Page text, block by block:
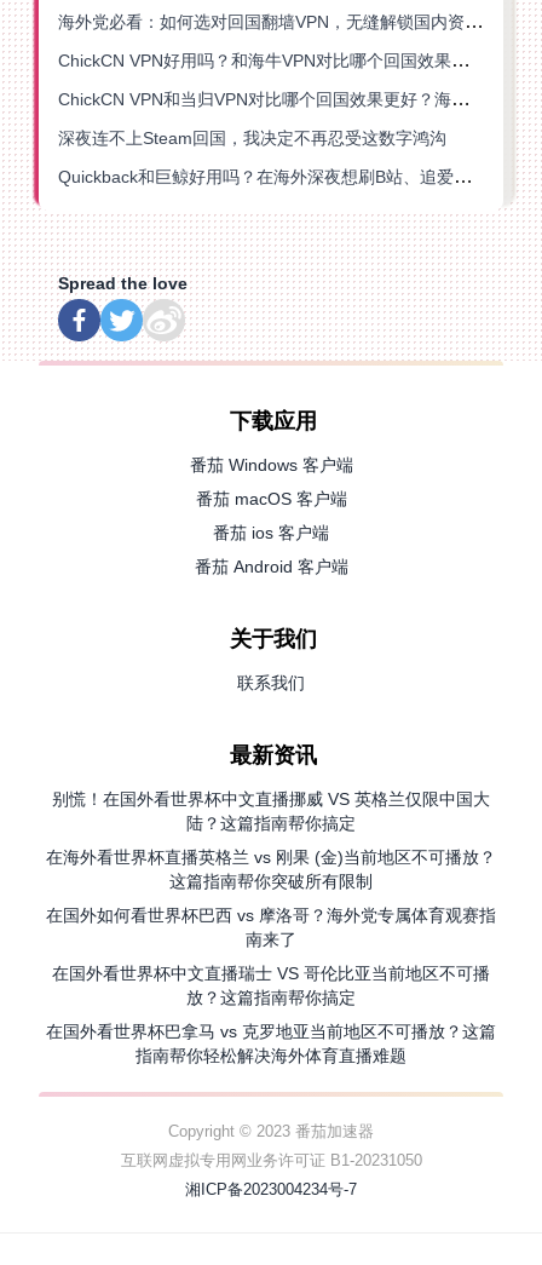
海外党必看：如何选对回国翻墙VPN，无缝解锁国内资源？
ChickCN VPN好用吗？和海牛VPN对比哪个回国效果更好？
ChickCN VPN和当归VPN对比哪个回国效果更好？海外党亲测后选了它
深夜连不上Steam回国，我决定不再忍受这数字鸿沟
Quickback和巨鲸好用吗？在海外深夜想刷B站、追爱奇艺的你，或许正需要这份答案
Spread the love
下载应用
番茄 Windows 客户端
番茄 macOS 客户端
番茄 ios 客户端
番茄 Android 客户端
关于我们
联系我们
最新资讯
别慌！在国外看世界杯中文直播挪威 VS 英格兰仅限中国大
陆？这篇指南帮你搞定
在海外看世界杯直播英格兰 vs 刚果 (金)当前地区不可播放？
这篇指南帮你突破所有限制
在国外如何看世界杯巴西 vs 摩洛哥？海外党专属体育观赛指
南来了
在国外看世界杯中文直播瑞士 VS 哥伦比亚当前地区不可播
放？这篇指南帮你搞定
在国外看世界杯巴拿马 vs 克罗地亚当前地区不可播放？这篇
指南帮你轻松解决海外体育直播难题
Copyright © 2023 番茄加速器
互联网虚拟专用网业务许可证 B1-20231050
湘ICP备2023004234号-7